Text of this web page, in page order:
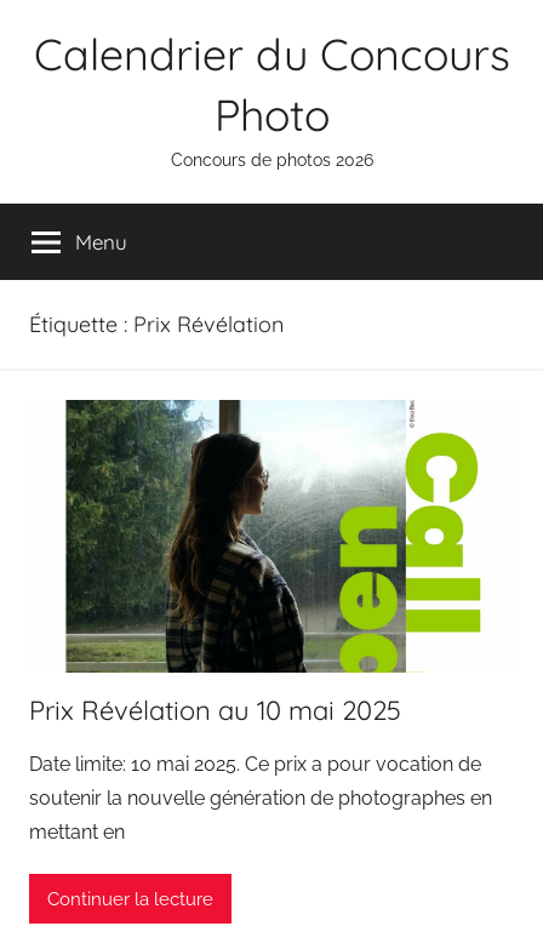
Calendrier du Concours
Photo
Concours de photos 2026
Menu
Étiquette : Prix Révélation
Prix Révélation au 10 mai 2025
Date limite: 10 mai 2025. Ce prix a pour vocation de
soutenir la nouvelle génération de photographes en
mettant en
Continuer la lecture